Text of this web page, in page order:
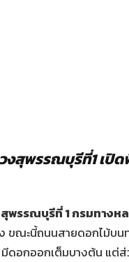
งสุพรรณบุรีที่1เปิ
พรรณบุรีที่ 1กรมทางห
ขณะนี้ถนนสายดอกไม้บน
มีดอกออกเต็มบางต้น แต่